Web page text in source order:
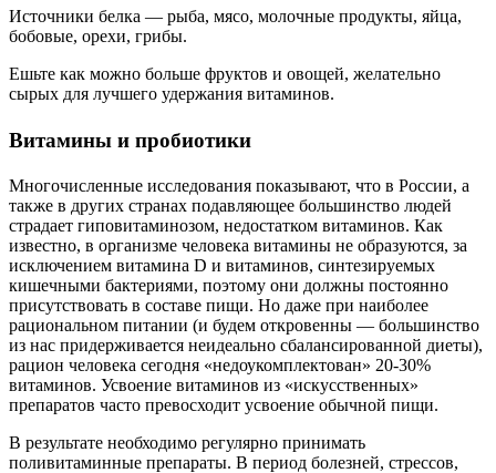
Источники белка — рыба, мясо, молочные продукты, яйца,
бобовые, орехи, грибы.
Ешьте как можно больше фруктов и овощей, желательно
сырых для лучшего удержания витаминов.
Витамины и пробиотики
Многочисленные исследования показывают, что в России, а
также в других странах подавляющее большинство людей
страдает гиповитаминозом, недостатком витаминов. Как
известно, в организме человека витамины не образуются, за
исключением витамина D и витаминов, синтезируемых
кишечными бактериями, поэтому они должны постоянно
присутствовать в составе пищи. Но даже при наиболее
рациональном питании (и будем откровенны — большинство
из нас придерживается неидеально сбалансированной диеты),
рацион человека сегодня «недоукомплектован» 20-30%
витаминов. Усвоение витаминов из «искусственных»
препаратов часто превосходит усвоение обычной пищи.
В результате необходимо регулярно принимать
поливитаминные препараты. В период болезней, стрессов,